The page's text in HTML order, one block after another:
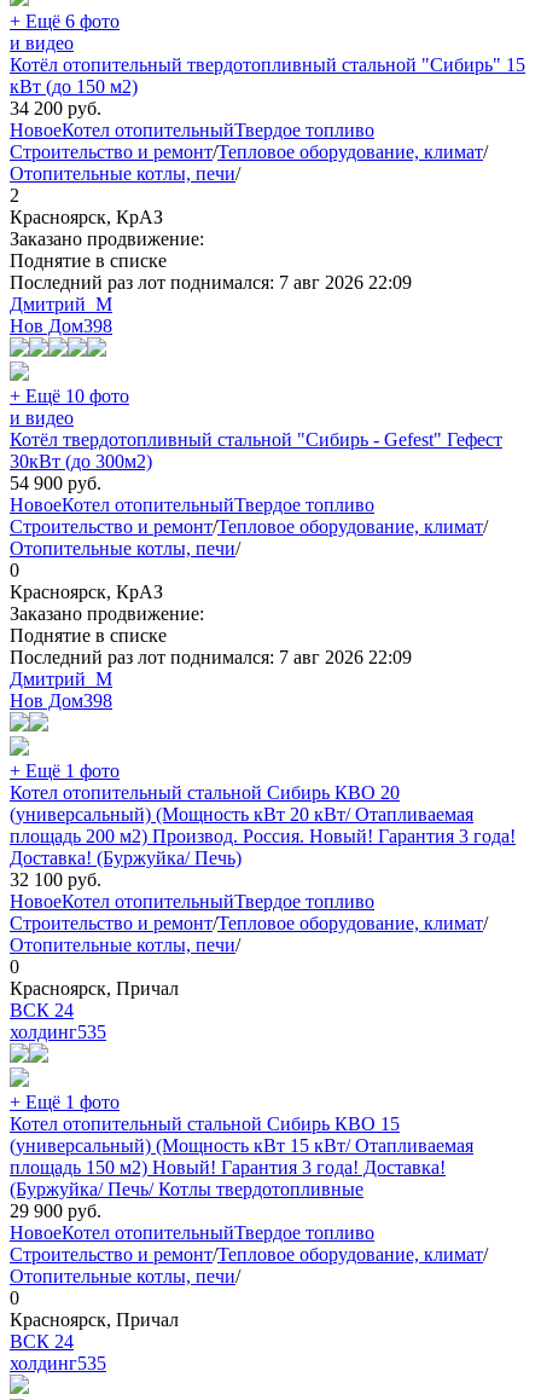
+ Ещё 6 фото
и видео
Котёл отопительный твердотопливный стальной "Сибирь" 15
кВт (до 150 м2)
34 200 руб.
НовоеКотел отопительныйТвердое топливо
Строительство и ремонт/Тепловое оборудование, климат/
Отопительные котлы, печи/
2
Красноярск, КрАЗ
Заказано продвижение:
Поднятие в списке
Последний раз лот поднимался: 7 авг 2026 22:09
Дмитрий_М
Нов Дом398
+ Ещё 10 фото
и видео
Котёл твердотопливный стальной "Сибирь - Gefest" Гефест
30кВт (до 300м2)
54 900 руб.
НовоеКотел отопительныйТвердое топливо
Строительство и ремонт/Тепловое оборудование, климат/
Отопительные котлы, печи/
0
Красноярск, КрАЗ
Заказано продвижение:
Поднятие в списке
Последний раз лот поднимался: 7 авг 2026 22:09
Дмитрий_М
Нов Дом398
+ Ещё 1 фото
Котел отопительный стальной Сибирь КВО 20
(универсальный) (Мощность кВт 20 кВт/ Отапливаемая
площадь 200 м2) Производ. Россия. Новый! Гарантия 3 года!
Доставка! (Буржуйка/ Печь)
32 100 руб.
НовоеКотел отопительныйТвердое топливо
Строительство и ремонт/Тепловое оборудование, климат/
Отопительные котлы, печи/
0
Красноярск, Причал
ВСК 24
холдинг535
+ Ещё 1 фото
Котел отопительный стальной Сибирь КВО 15
(универсальный) (Мощность кВт 15 кВт/ Отапливаемая
площадь 150 м2) Новый! Гарантия 3 года! Доставка!
(Буржуйка/ Печь/ Котлы твердотопливные
29 900 руб.
НовоеКотел отопительныйТвердое топливо
Строительство и ремонт/Тепловое оборудование, климат/
Отопительные котлы, печи/
0
Красноярск, Причал
ВСК 24
холдинг535